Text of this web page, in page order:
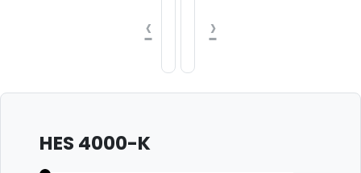
‹ ›
HES 4000-K